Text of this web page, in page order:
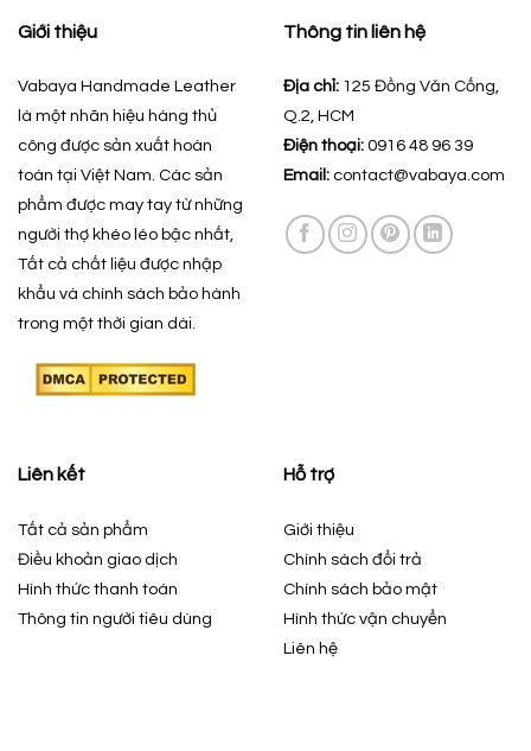
Giới thiệu
Vabaya Handmade Leather
là một nhãn hiệu hàng thủ
công được sản xuất hoàn
toàn tại Việt Nam. Các sản
phẩm được may tay từ những
người thợ khéo léo bậc nhất,
Tất cả chất liệu được nhập
khẩu và chính sách bảo hành
trong một thời gian dài.
Thông tin liên hệ
Địa chỉ: 125 Đồng Văn Cống,
Q.2, HCM
Điện thoại: 0916 48 96 39
Email: contact@vabaya.com
Liên kết
Tất cả sản phẩm
Điều khoản giao dịch
Hình thức thanh toán
Thông tin người tiêu dùng
Hỗ trợ
Giới thiệu
Chính sách đổi trả
Chính sách bảo mật
Hình thức vận chuyển
Liên hệ